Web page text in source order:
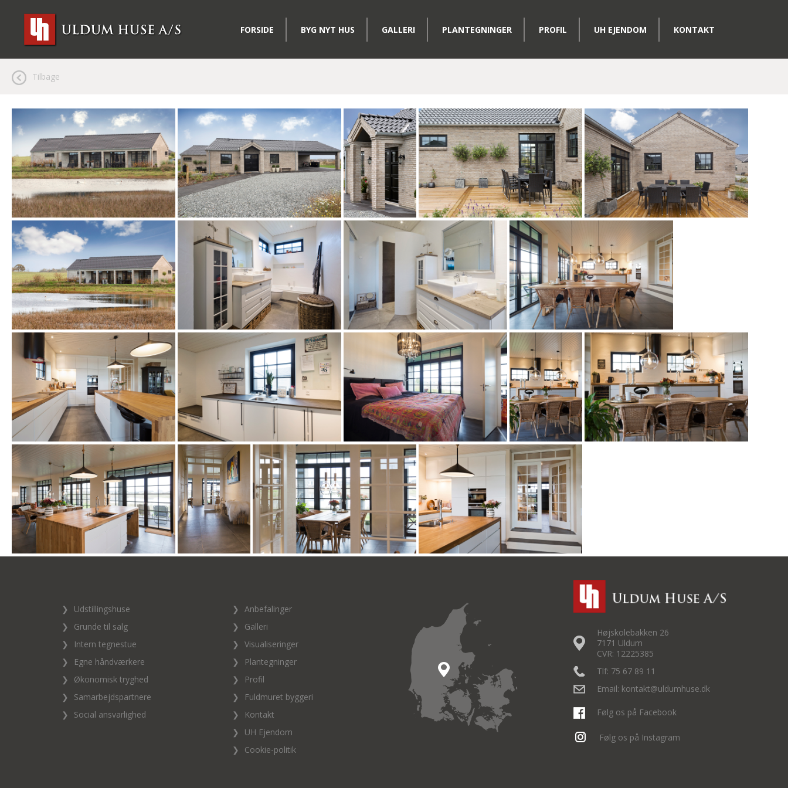
FORSIDE BYG NYT HUS GALLERI PLANTEGNINGER PROFIL UH EJENDOM KONTAKT
Tilbage
❯
Udstillingshuse
❯
Grunde til salg
❯
Intern tegnestue
❯
Egne håndværkere
❯
Økonomisk tryghed
❯
Samarbejdspartnere
❯
Social ansvarlighed
❯ Anbefalinger
❯
Galleri
❯ Visualiseringer
❯
Plantegninger
❯
Profil
❯
Fuldmuret byggeri
❯
Kontakt
❯
UH Ejendom
❯
Cookie-politik
Højskolebakken 26
7171 Uldum
CVR: 12225385
Tlf: 75 67 89 11
Email: kontakt@uldumhuse.dk
Følg os på Facebook
Følg os på Instagram